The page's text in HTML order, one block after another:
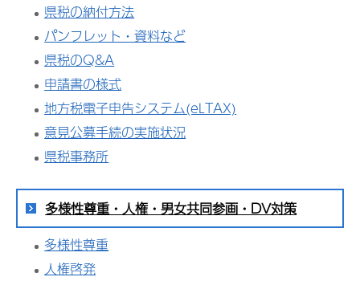
県税の納付方法
パンフレット・資料など
県税のQ&A
申請書の様式
地方税電子申告システム(eLTAX)
意見公募手続の実施状況
県税事務所
多様性尊重・人権・男女共同参画・DV対策
多様性尊重
人権啓発